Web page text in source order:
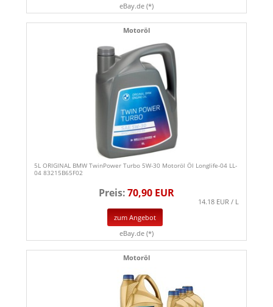
eBay.de (*)
Motoröl
5L ORIGINAL BMW TwinPower Turbo 5W-30 Motoröl Öl Longlife-04 LL-
04 83215B65F02
Preis:70,90 EUR
14.18 EUR / L
zum Angebot
eBay.de (*)
Motoröl